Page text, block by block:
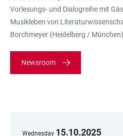
Vorlesungs- und Dialogreihe mit
Musikleben von
Borchmeyer (Heidelberg /
Newsroom
Wednesday 15.10.2025